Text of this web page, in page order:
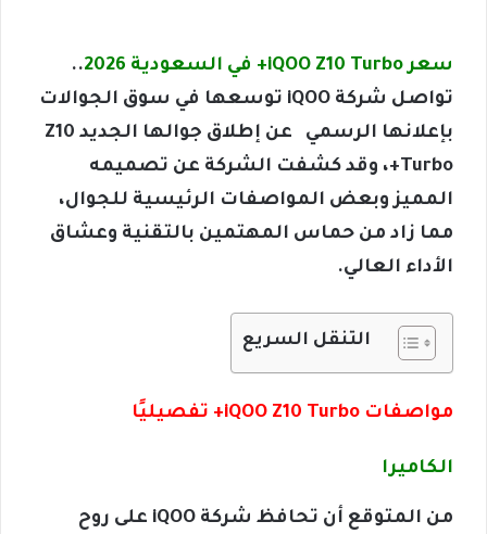
سعر iQOO Z10 Turbo+ في السعودية 2026
..
تواصل شركة iQOO توسعها في سوق الجوالات
بإعلانها الرسمي عن إطلاق جوالها الجديد Z10
Turbo+، وقد كشفت الشركة عن تصميمه
المميز وبعض المواصفات الرئيسية للجوال،
مما زاد من حماس المهتمين بالتقنية وعشاق
الأداء العالي.
التنقل السريع
مواصفات iQOO Z10 Turbo+ تفصيليًا
الكاميرا
من المتوقع أن تحافظ شركة iQOO على روح